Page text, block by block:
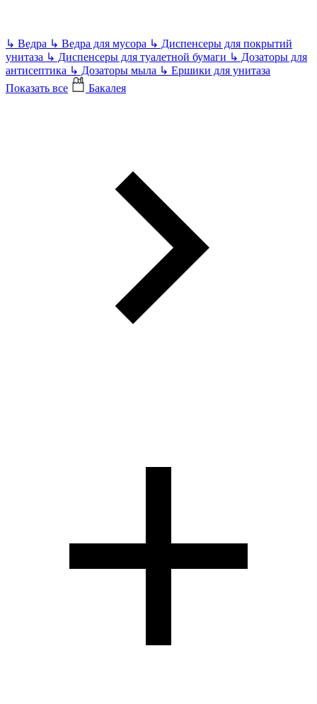
↳ Ведра ↳ Ведра для мусора ↳ Диспенсеры для покрытий
унитаза ↳ Диспенсеры для туалетной бумаги ↳ Дозаторы для
антисептика ↳ Дозаторы мыла ↳ Ершики для унитаза
Показать все
Бакалея